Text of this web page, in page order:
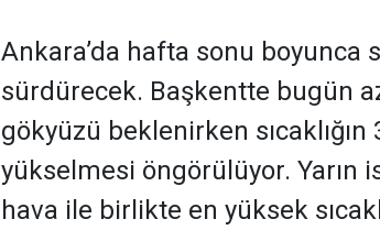
Ankara’da hafta sonu boyunca
sürdürecek. Başkentte bugün
gökyüzü beklenirken
yükselmesi öngörülüyor. Yarın
hava ile birlikte en yüksek